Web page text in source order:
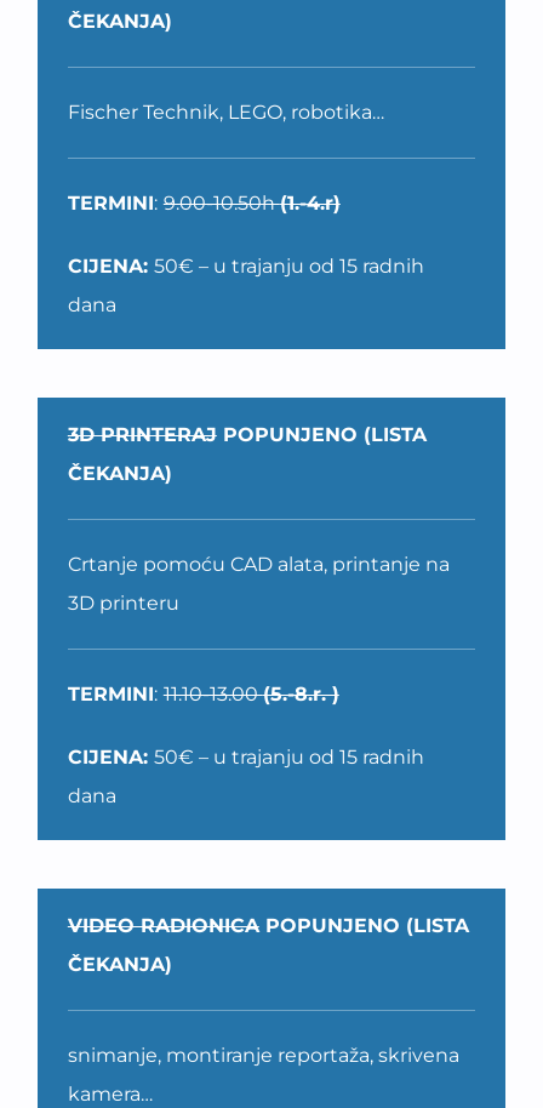
ČEKANJA)
Fischer Technik, LEGO, robotika…
TERMINI: 9.00-10.50h(1.-4.r)
CIJENA: 50€ – u trajanju od 15 radnih
dana
3D PRINTERAJPOPUNJENO (LISTA
ČEKANJA)
Crtanje pomoću CAD alata, printanje na
3D printeru
TERMINI: 11.10-13.00(5.-8.r. )
CIJENA: 50€ – u trajanju od 15 radnih
dana
VIDEO RADIONICAPOPUNJENO (LISTA
ČEKANJA)
snimanje, montiranje reportaža, skrivena
kamera…